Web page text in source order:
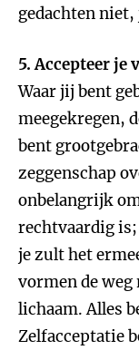
gedachten niet,
5. Accepteer je
Waar jij bent
meegekregen,
bent
zeggenschap
onbelangrijk
rechtvaardig
je zult het
vormen de weg
lichaam. Alles
Zelfacceptatie